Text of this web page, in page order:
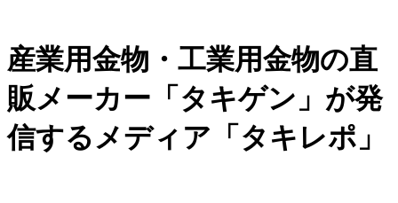
産業用金物・工業用金物の直
販メーカー「タキゲン」が発
信するメディア「タキレポ」